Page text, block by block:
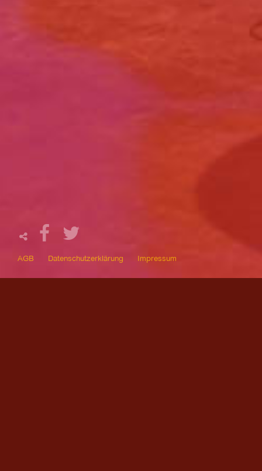
AGB Datenschutzerklärung Impressum